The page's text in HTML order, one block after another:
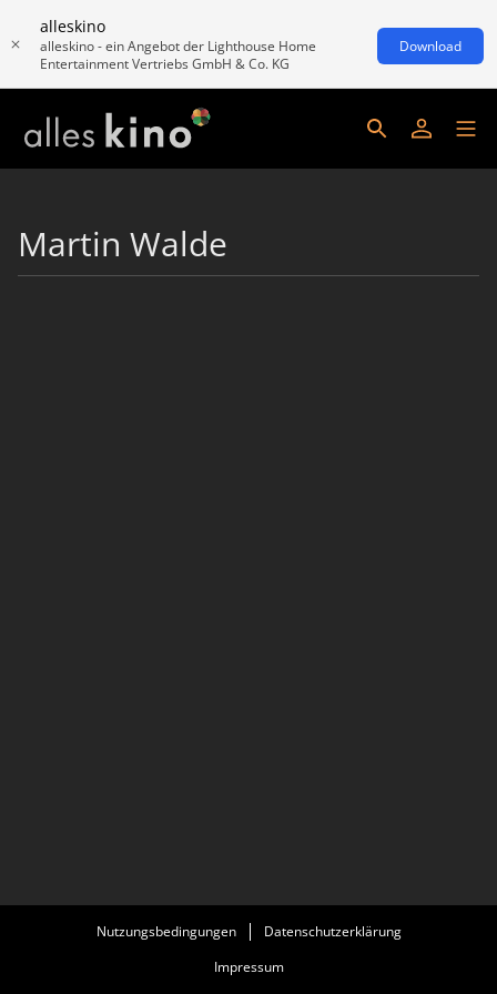
alleskino
alleskino - ein Angebot der Lighthouse Home
Entertainment Vertriebs GmbH & Co. KG
Download
Martin Walde
Nutzungsbedingungen
Datenschutzerklärung
Impressum